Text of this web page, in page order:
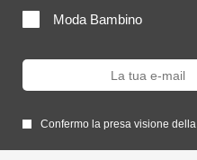
Moda Bambino
Confermo la presa visione della